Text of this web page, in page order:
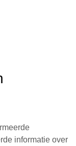
informatie over